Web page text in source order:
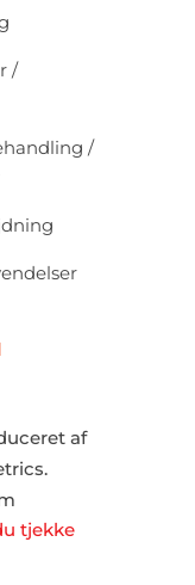
/
/
af
tjekke